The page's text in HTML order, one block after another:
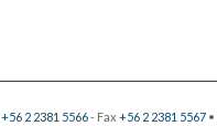
+56 2 2381 5566- Fax +56 2 2381 5567•